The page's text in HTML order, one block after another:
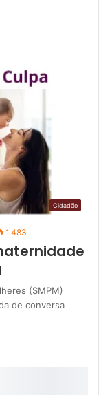
Cidadão
1.483
(SMPM)
de conversa